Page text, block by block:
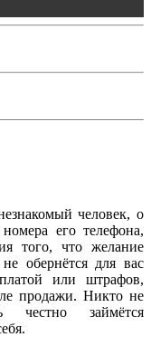
человек, о
его телефона,
того, что желание
обернётся для вас
или штрафов,
продажи. Никто не
честно займётся